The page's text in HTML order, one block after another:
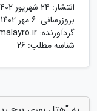
انتشار: 24 شهریور 1402
بروزرسانی: 6 مهر 1402
گردآورنده:
شناسه مطلب: 26